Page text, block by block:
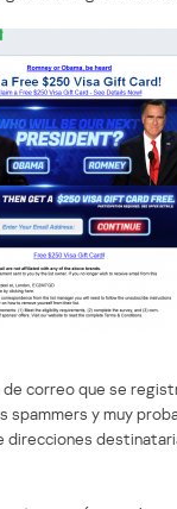
correo que se
spammers y muy
direcciones